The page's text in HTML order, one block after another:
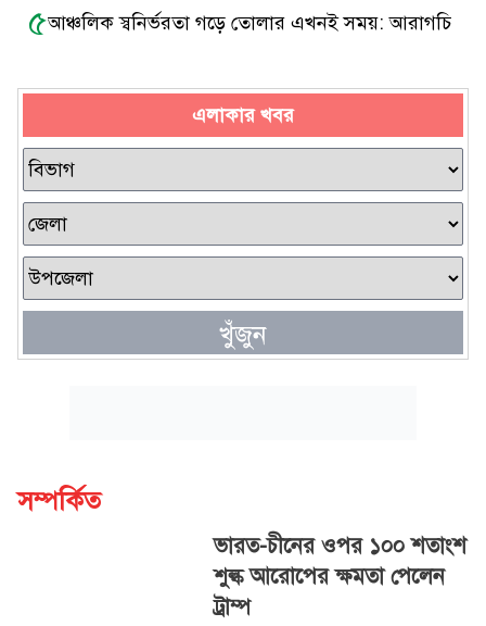
৫আঞ্চলিক স্বনির্ভরতা গড়ে তোলার এখনই সময়: আরাগচি
এলাকার খবর
খুঁজুন
সম্পর্কিত
ভারত-চীনের ওপর ১০০ শতাংশ
শুল্ক আরোপের ক্ষমতা পেলেন
ট্রাম্প